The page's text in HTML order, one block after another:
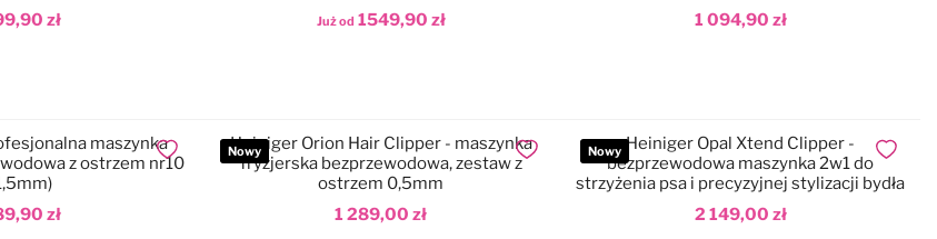
zł Już od 1549,90 zł 1 094,90 zł
zł
maszynka
z ostrzem nr10Dodaj do ulubionych
Nowy
1 289,00 zł
Heiniger Orion Hair Clipper - maszynka
fryzjerska bezprzewodowa, zestaw z
ostrzem 0,5mm
Dodaj do ulubionych
Nowy
2 149,00 zł
Heiniger Opal Xtend Clipper -
bezprzewodowa maszynka 2w1 do
strzyżenia psa i precyzyjnej stylizacji bydła
Dodaj